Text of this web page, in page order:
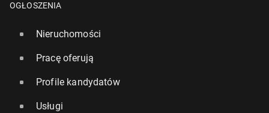
OGŁOSZENIA
Nieruchomości
Pracę oferują
Profile kandydatów
Usługi